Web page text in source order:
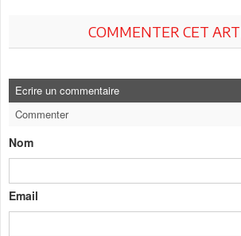
COMMENTER CET
Ecrire un commentaire
Commenter
Nom
Email